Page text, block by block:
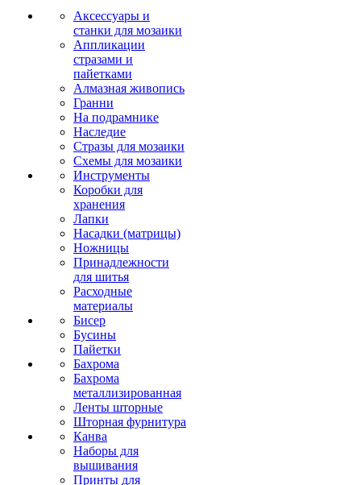
Аксессуары и
станки для мозаики
Аппликации
стразами и
пайетками
Алмазная живопись
Гранни
На подрамнике
Наследие
Стразы для мозаики
Схемы для мозаики
Инструменты
Коробки для
хранения
Лапки
Насадки (матрицы)
Ножницы
Принадлежности
для шитья
Расходные
материалы
Бисер
Бусины
Пайетки
Бахрома
Бахрома
металлизированная
Ленты шторные
Шторная фурнитура
Канва
Наборы для
вышивания
Принты для